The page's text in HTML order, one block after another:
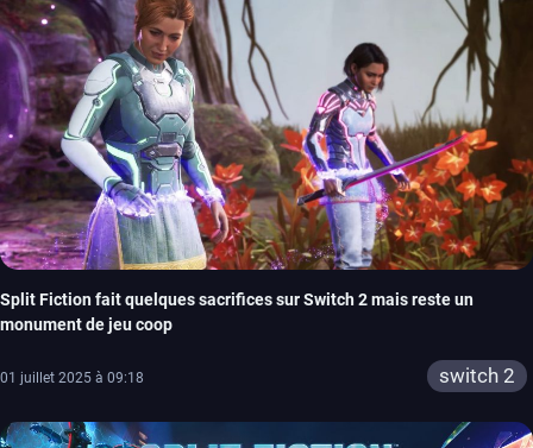
Split Fiction fait quelques sacrifices sur Switch 2 mais reste un
monument de jeu coop
01 juillet 2025 à 09:18 switch 2